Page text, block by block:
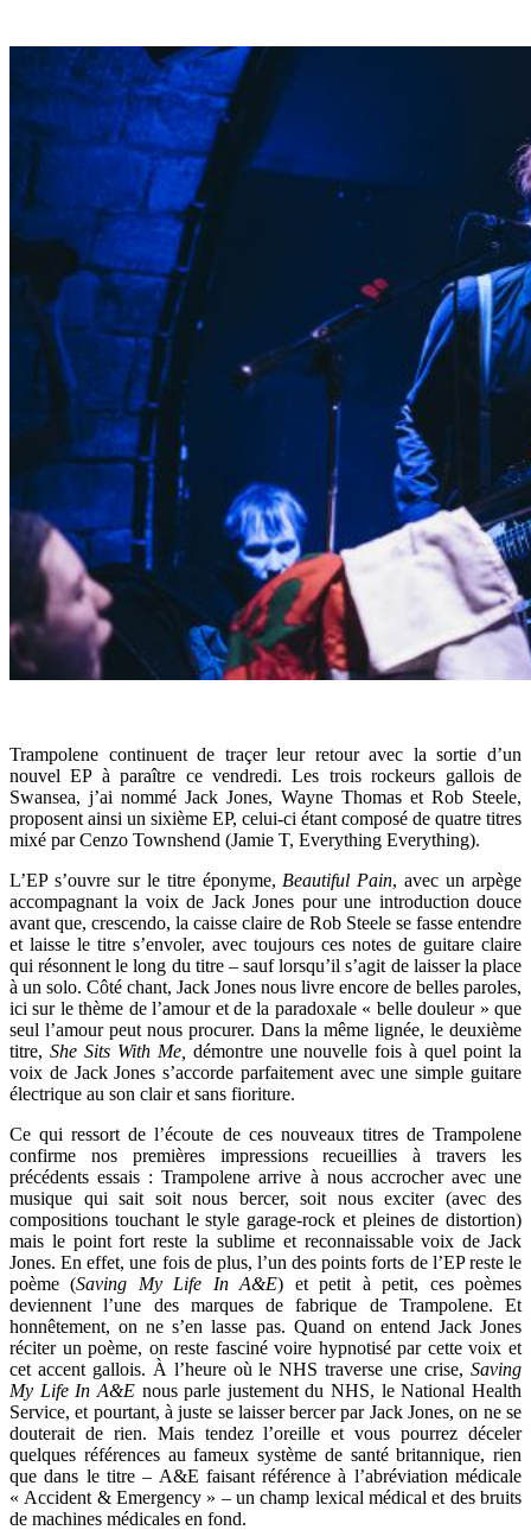
Trampolene continuent de traçer leur retour avec la sortie d’un
nouvel EP à paraître ce vendredi. Les trois rockeurs gallois de
Swansea, j’ai nommé Jack Jones, Wayne Thomas et Rob Steele,
proposent ainsi un sixième EP, celui-ci étant composé de quatre titres
mixé par Cenzo Townshend (Jamie T, Everything Everything).
L’EP s’ouvre sur le titre éponyme, Beautiful Pain, avec un arpège
accompagnant la voix de Jack Jones pour une introduction douce
avant que, crescendo, la caisse claire de Rob Steele se fasse entendre
et laisse le titre s’envoler, avec toujours ces notes de guitare claire
qui résonnent le long du titre – sauf lorsqu’il s’agit de laisser la place
à un solo. Côté chant, Jack Jones nous livre encore de belles paroles,
ici sur le thème de l’amour et de la paradoxale « belle douleur » que
seul l’amour peut nous procurer. Dans la même lignée, le deuxième
titre, She Sits With Me, démontre une nouvelle fois à quel point la
voix de Jack Jones s’accorde parfaitement avec une simple guitare
électrique au son clair et sans fioriture.
Ce qui ressort de l’écoute de ces nouveaux titres de Trampolene
confirme nos premières impressions recueillies à travers les
précédents essais : Trampolene arrive à nous accrocher avec une
musique qui sait soit nous bercer, soit nous exciter (avec des
compositions touchant le style garage-rock et pleines de distortion)
mais le point fort reste la sublime et reconnaissable voix de Jack
Jones. En effet, une fois de plus, l’un des points forts de l’EP reste le
poème (Saving My Life In A&E) et petit à petit, ces poèmes
deviennent l’une des marques de fabrique de Trampolene. Et
honnêtement, on ne s’en lasse pas. Quand on entend Jack Jones
réciter un poème, on reste fasciné voire hypnotisé par cette voix et
cet accent gallois. À l’heure où le NHS traverse une crise, Saving
My Life In A&Enous parle justement du NHS, le National Health
Service, et pourtant, à juste se laisser bercer par Jack Jones, on ne se
douterait de rien. Mais tendez l’oreille et vous pourrez déceler
quelques références au fameux système de santé britannique, rien
que dans le titre – A&E faisant référence à l’abréviation médicale
« Accident & Emergency » – un champ lexical médical et des bruits
de machines médicales en fond.